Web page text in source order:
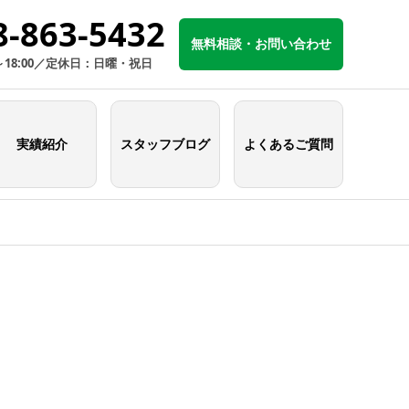
863-5432
／定休日：日曜・祝日
無料相談・お問い合わせ
実績紹介 スタッフブログ よくあるご質問